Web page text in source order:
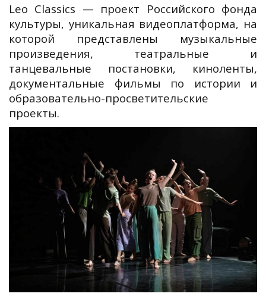
Leo Classics — проект Российского фонда
культуры, уникальная видеоплатформа, на
которой представлены музыкальные
произведения, театральные и
танцевальные постановки, киноленты,
документальные фильмы по истории и
образовательно-просветительские
проекты.